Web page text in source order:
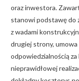
oraz inwestora.
stanowi podstawę do
z wadami
drugiej strony,
odpowiedzialnością
nieprawidłowej